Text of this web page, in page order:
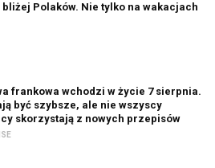
Polaków. Nie tylko na wakacjach
frankowa wchodzi w życie 7 sierpnia.
być szybsze, ale nie wszyscy
skorzystają z nowych przepisów